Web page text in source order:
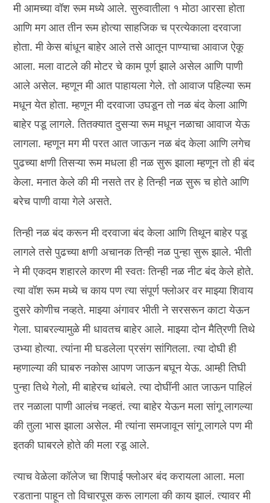
मी आमच्या वॉश रूम मध्ये आले. सुरुवातीला १ मोठा आरसा होता
आणि मग आत तीन रूम होत्या साहजिक च प्रत्येकाला दरवाजा
होता. मी केस बांधून बाहेर आले तसे आतून पाण्याचा आवाज ऐकू
आला. मला वाटले की मोटर चे काम पूर्ण झाले असेल आणि पाणी
आले असेल. म्हणून मी आत पाहायला गेले. तो आवाज पहिल्या रूम
मधून येत होता. म्हणून मी दरवाजा उघडून तो नळ बंद केला आणि
बाहेर पडू लागले. तितक्यात दुसऱ्या रूम मधून नळाचा आवाज येऊ
लागला. म्हणून मग मी परत आत जाऊन नळ बंद केला आणि लगेच
पुढच्या क्षणी तिसऱ्या रूम मधला ही नळ सुरू झाला म्हणून तो ही बंद
केला. मनात केले की मी नसते तर हे तिन्ही नळ सुरू च होते आणि
बरेच पाणी वाया गेले असते.
तिन्ही नळ बंद करून मी दरवाजा बंद केला आणि तिथून बाहेर पडू
लागले तसे पुढच्या क्षणी अचानक तिन्ही नळ पुन्हा सुरू झाले. भीती
ने मी एकदम शहारले कारण मी स्वतः तिन्ही नळ नीट बंद केले होते.
त्या वॉश रूम मध्ये च काय पण त्या संपूर्ण फ्लोअर वर माझ्या शिवाय
दुसरे कोणीच नव्हते. माझ्या अंगावर भीती ने सरसरून काटा येऊन
गेला. घाबरल्यामुळे मी धावतच बाहेर आले. माझ्या दोन मैत्रिणी तिथे
उभ्या होत्या. त्यांना मी घडलेला प्रसंग सांगितला. त्या दोघी ही
म्हणाल्या की घाबरु नकोस आपण जाऊन बघून येऊ. आम्ही तिघी
पुन्हा तिथे गेलो, मी बाहेरच थांबले. त्या दोघींनी आत जाऊन पाहिलं
तर नळाला पाणी आलंच नव्हतं. त्या बाहेर येऊन मला सांगू लागल्या
की तुला भास झाला असेल. मी त्यांना समजावून सांगू लागले पण मी
इतकी घाबरले होते की मला रडू आले.
त्याच वेळेला कॉलेज चा शिपाई फ्लोअर बंद करायला आला. मला
रडताना पाहून तो विचारपूस करू लागला की काय झालं. त्यावर मी